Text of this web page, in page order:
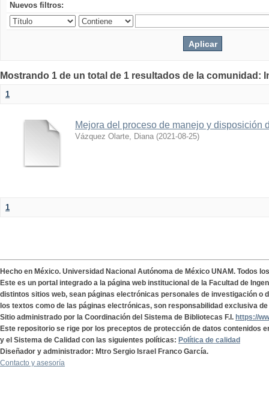
Nuevos filtros:
Mostrando 1 de un total de 1 resultados de la comunidad:
1
Mejora del proceso de manejo y disposición
Vázquez Olarte, Diana (2021-08-25)
1
Hecho en México. Universidad Nacional Autónoma de México UNAM. Todos
Este es un portal integrado a la página web institucional de la Facultad de
distintos sitios web, sean páginas electrónicas personales de investigación o
los textos como de las páginas electrónicas, son responsabilidad exclusiva
Sitio administrado por la Coordinación del Sistema de Bibliotecas F.I. https://
Este repositorio se rige por los preceptos de protección de datos contenidos
y el Sistema de Calidad con las siguientes políticas: Política de calidad
Diseñador y administrador: Mtro Sergio Israel Franco García.
Contacto y asesoría